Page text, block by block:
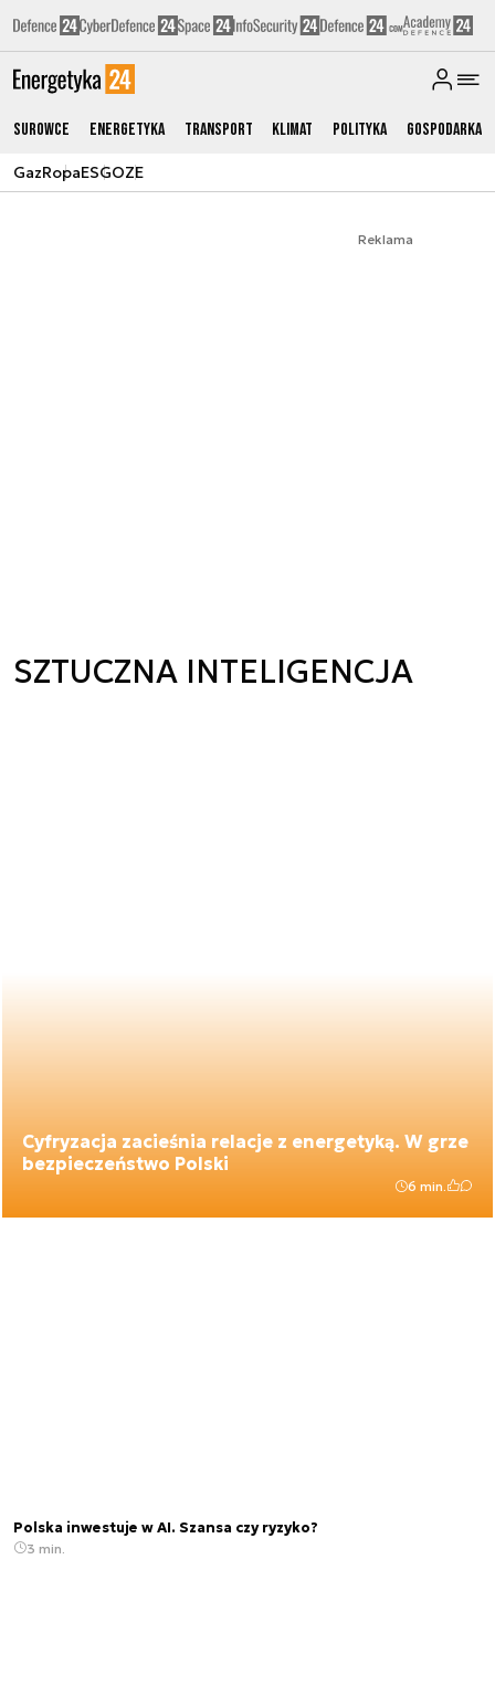
Surowce Energetyka Transport Klimat Polityka Gospodarka
GazRopaESGOZE
Reklama
SZTUCZNA INTELIGENCJA
Cyfryzacja zacieśnia relacje z energetyką. W grze
bezpieczeństwo Polski
6 min.
Polska inwestuje w AI. Szansa czy ryzyko?
3 min.